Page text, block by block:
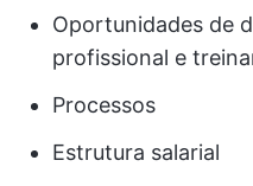
Oportunidades de
profissional e
Processos
Estrutura salarial